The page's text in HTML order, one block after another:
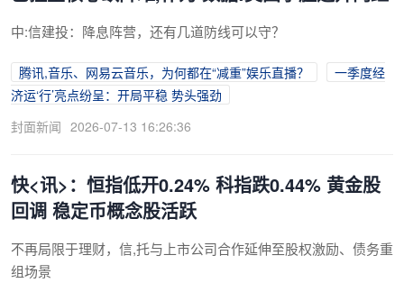
中:信建投：降息阵营，还有几道防线可以守？
腾讯,音乐、网易云音乐，为何都在“减重”娱乐直播？
一季度经
济运‘行’亮点纷呈：开局平稳 势头强劲
封面新闻 2026-07-13 16:26:36
快<讯>：恒指低开0.24% 科指跌0.44% 黄金股
回调 稳定币概念股活跃
不再局限于理财，信,托与上市公司合作延伸至股权激励、债务重
组场景